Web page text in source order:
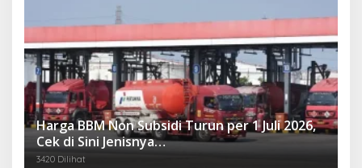
Harga BBM Non Subsidi Turun per 1 Juli 2026,
Cek di Sini Jenisnya…
3420 Dilihat